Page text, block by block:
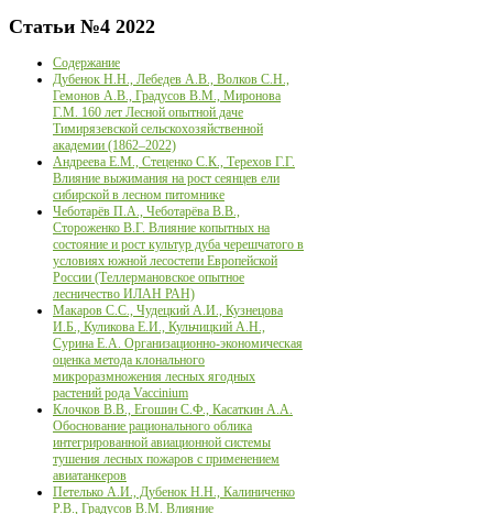
Статьи №4 2022
Содержание
Дубенок Н.Н., Лебедев А.В., Волков С.Н.,
Гемонов А.В., Градусов В.М., Миронова
Г.М. 160 лет Лесной опытной даче
Тимирязевской сельскохозяйственной
академии (1862–2022)
Андреева Е.М., Стеценко С.К., Терехов Г.Г.
Влияние выжимания на рост сеянцев ели
сибирской в лесном питомнике
Чеботарёв П.А., Чеботарёва В.В.,
Стороженко В.Г. Влияние копытных на
состояние и рост культур дуба черешчатого в
условиях южной лесостепи Европейской
России (Теллермановское опытное
лесничество ИЛАН РАН)
Макаров С.С., Чудецкий А.И., Кузнецова
И.Б., Куликова Е.И., Кульчицкий А.Н.,
Сурина Е.А. Организационно-экономическая
оценка метода клонального
микроразмножения лесных ягодных
растений рода Vaccinium
Клочков В.В., Егошин С.Ф., Касаткин А.А.
Обоснование рационального облика
интегрированной авиационной системы
тушения лесных пожаров с применением
авиатанкеров
Петелько А.И., Дубенок Н.Н., Калиниченко
Р.В., Градусов В.М. Влияние